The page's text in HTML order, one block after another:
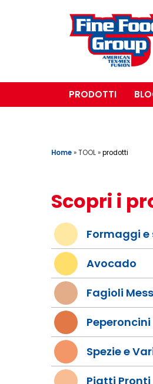
PRODOTTI
Home»TOOL»prodotti
Scopri i
Formaggi e
Avocado
Fagioli
Spezie e
Piatti Pronti